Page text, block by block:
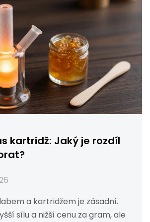
kartridž: Jaký je rozdíl
a kartridžem je zásadní.
sílu a nižší cenu za gram, ale